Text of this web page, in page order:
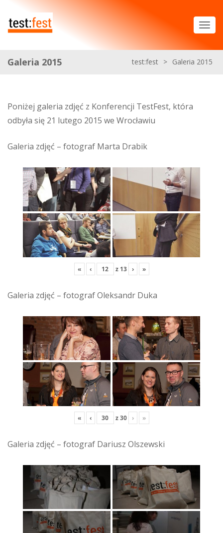
Galeria 2015 test:fest > Galeria 2015
Poniżej galeria zdjęć z Konferencji TestFest, która
odbyła się 21 lutego 2015 we Wrocławiu
Galeria zdjęć – fotograf Marta Drabik
« ‹ z 13 › »
Galeria zdjęć – fotograf Oleksandr Duka
« ‹ z30 › »
Galeria zdjęć – fotograf Dariusz Olszewski